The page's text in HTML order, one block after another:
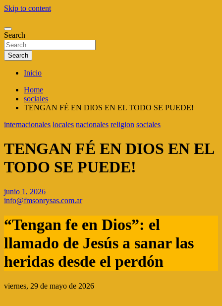
Skip to content
fmsonrysas.com.ar
Search
Search
Inicio
Home
sociales
TENGAN FÉ EN DIOS EN EL TODO SE PUEDE!
internacionales locales nacionales religion sociales
TENGAN FÉ EN DIOS EN EL
TODO SE PUEDE!
junio 1, 2026
info@fmsonrysas.com.ar
“Tengan fe en Dios”: el
llamado de Jesús a sanar las
heridas desde el perdón
viernes, 29 de mayo de 2026